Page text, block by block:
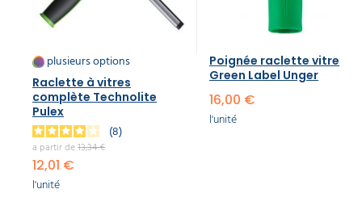
plusieurs options
Raclette à vitres
complète Technolite
Pulex
8
a partir de13,34 €
12,01 €
l'unité
Poignée raclette vitre
Green Label Unger
16,00 €
l'unité